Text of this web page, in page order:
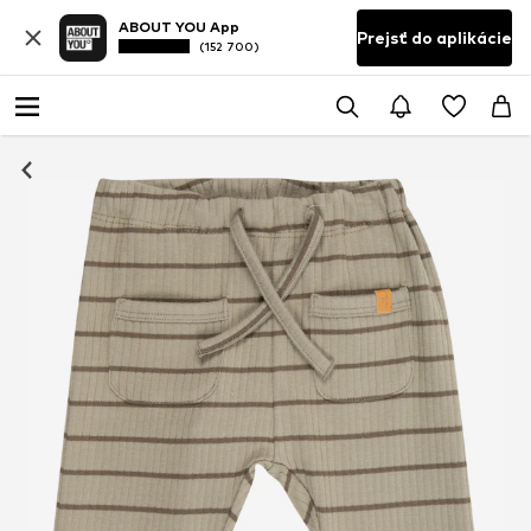
ABOUT YOU App
(152 700) Prejsť do aplikácie